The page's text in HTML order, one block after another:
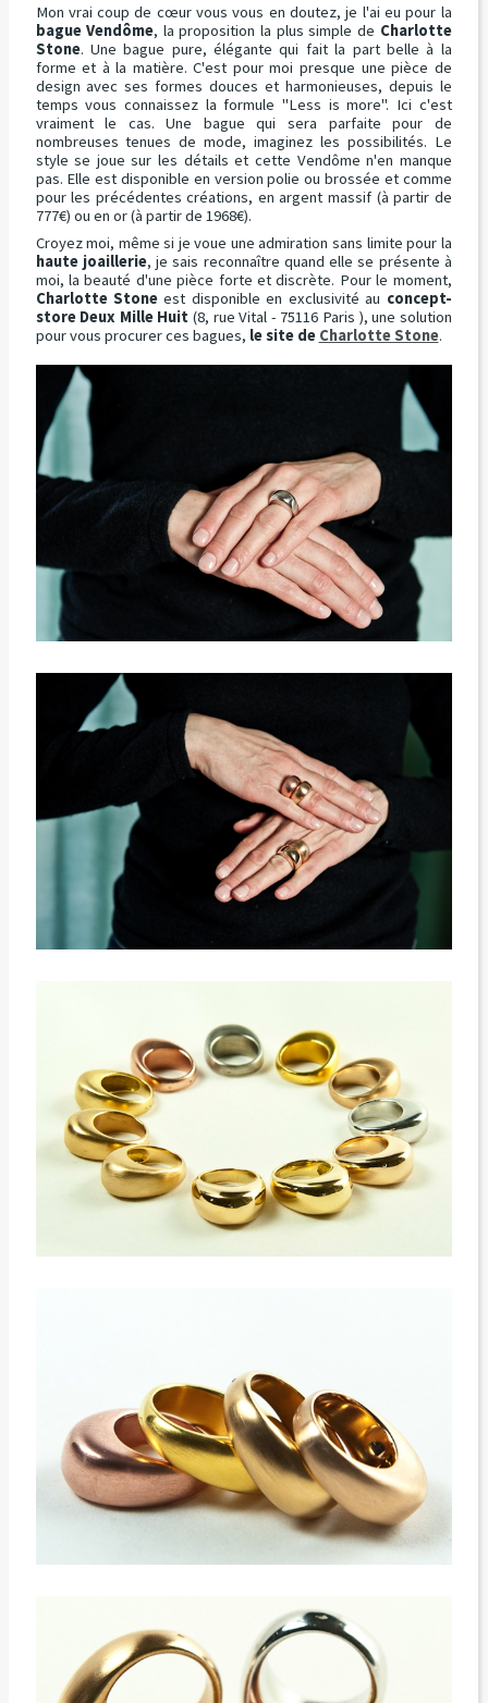
Mon vrai coup de cœur vous vous en doutez, je l'ai eu pour la
bague Vendôme, la proposition la plus simple de Charlotte
Stone. Une bague pure, élégante qui fait la part belle à la
forme et à la matière. C'est pour moi presque une pièce de
design avec ses formes douces et harmonieuses, depuis le
temps vous connaissez la formule "Less is more". Ici c'est
vraiment le cas. Une bague qui sera parfaite pour de
nombreuses tenues de mode, imaginez les possibilités. Le
style se joue sur les détails et cette Vendôme n'en manque
pas. Elle est disponible en version polie ou brossée et comme
pour les précédentes créations, en argent massif (à partir de
777€) ou en or (à partir de 1968€).
Croyez moi, même si je voue une admiration sans limite pour la
haute joaillerie, je sais reconnaître quand elle se présente à
moi, la beauté d'une pièce forte et discrète. Pour le moment,
Charlotte Stoneest disponible en exclusivité au concept-
store Deux Mille Huit (8, rue Vital - 75116 Paris ), une solution
pour vous procurer ces bagues, le site de Charlotte Stone.